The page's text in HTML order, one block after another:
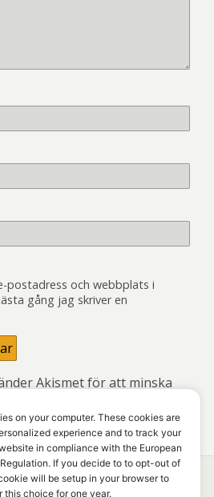
postadress och webbplats i
gång jag skriver en
Akismet för att minska
on your computer. These cookies are
experience and to track your
in compliance with the European
If you decide to to opt-out of
will be setup in your browser to
this choice for one year.